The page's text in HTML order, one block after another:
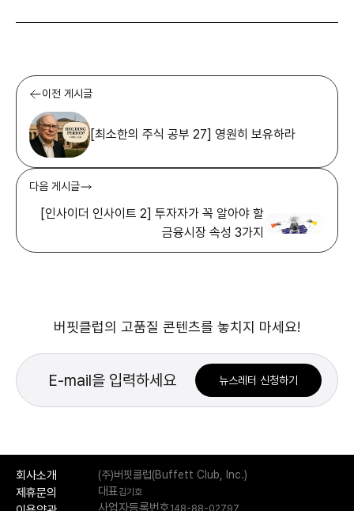
이전 게시글
[최소한의 주식 공부 27] 영원히 보유하라
다음 게시글
[인사이더 인사이트 2] 투자자가 꼭 알아야 할
금융시장 속성 3가지
버핏클럽의 고품질 콘텐츠를 놓치지 마세요!
뉴스레터 신청하기
회사소개
제휴문의
(주)버핏클럽(Buffett Club, Inc.)
대표김기호
사업자등록번호148-88-02797